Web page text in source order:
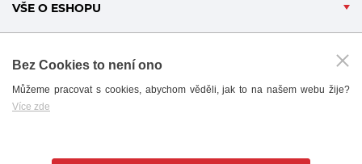
VŠE O ESHOPU
B2B - PARTNERSKÝ PORTÁL
Bez Cookies to není ono
Můžeme pracovat s cookies, abychom věděli, jak to na našem webu žije?
Více zde